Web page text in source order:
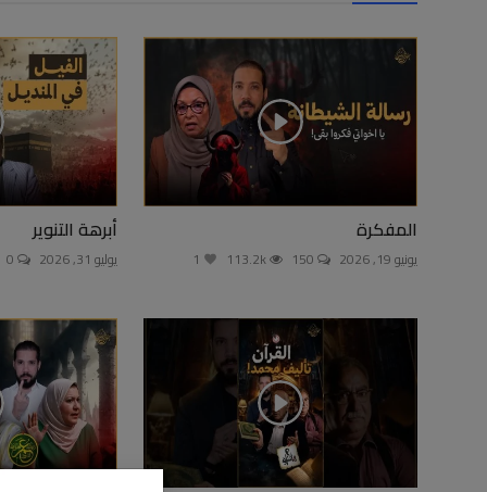
المفكرة
يونيو 19, 2026
أبرهة التنوير
يوليو 31, 2026 0